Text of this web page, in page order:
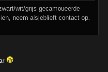
wit/grijs gecamoueerde
neem alsjeblieft contact op.